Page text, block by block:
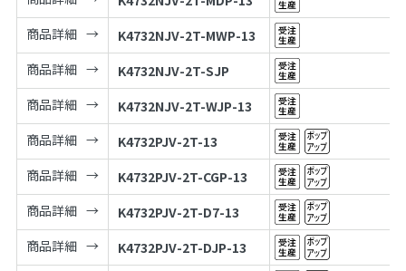
商品詳細
K4732NJV-2T-MWP-13
商品詳細
K4732NJV-2T-SJP
商品詳細
K4732NJV-2T-WJP-13
商品詳細
K4732PJV-2T-13
商品詳細
K4732PJV-2T-CGP-13
商品詳細
K4732PJV-2T-D7-13
商品詳細
K4732PJV-2T-DJP-13